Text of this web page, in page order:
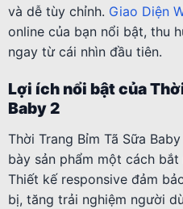
và dễ tùy chỉnh. Giao Diện
online của bạn nổi bật, thu
ngay từ cái nhìn đầu tiên.
Lợi ích nổi bật của
Baby 2
Thời Trang Bỉm Tã Sữa
bày sản phẩm một cách
Thiết kế responsive đảm
bị, tăng trải nghiệm người